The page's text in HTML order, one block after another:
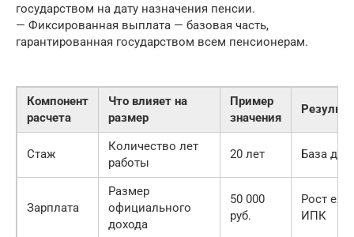
государством на дату назначения пенсии.
— Фиксированная выплата — базовая часть,
гарантированная государством всем пенсионерам.
Компонент
расчета
Что влияет на
размер
Пример
значения
Стаж
Количество лет
работы
20 лет База
Зарплата
Размер
официального
дохода
50 000
руб.
Рост
ИПК